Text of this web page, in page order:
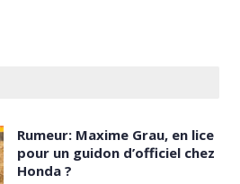
Rumeur: Maxime Grau, en lice
pour un guidon d’officiel chez
Honda ?